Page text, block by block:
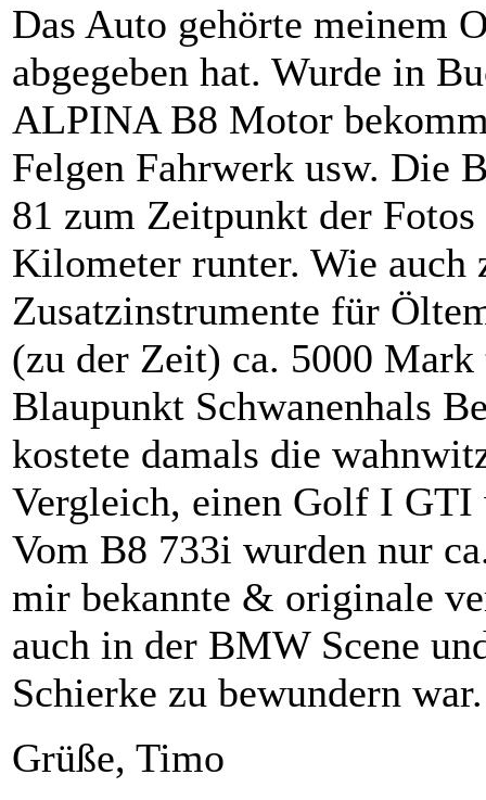
Das Auto gehörte meinem
abgegeben hat. Wurde in
ALPINA B8 Motor
Felgen Fahrwerk usw. Die
81 zum Zeitpunkt der
Kilometer runter. Wie auch
Zusatzinstrumente für
(zu der Zeit) ca. 5000
Blaupunkt Schwanenhals
kostete damals die
Vergleich, einen Golf I
Vom B8 733i wurden nur
mir bekannte & originale
auch in der BMW Scene
Schierke zu bewundern war.
Grüße, Timo